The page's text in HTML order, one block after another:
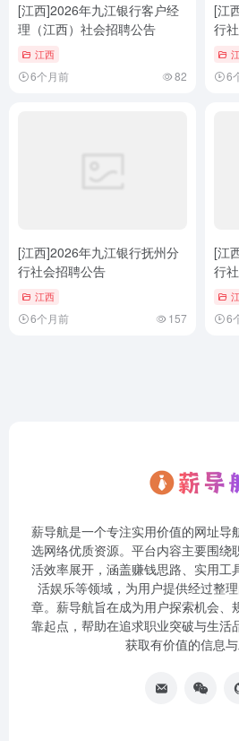
[江西]2026年九江银行客户经
理（江西）社会招聘公告
江西
6个月前 82
[江
行
6
[江西]2026年九江银行抚州分
行社会招聘公告
江西
6个月前 157
[江
行
6
薪导航是一个专注实用价值的网址导
选网络优质资源。平台内容主要围绕
活效率展开，涵盖赚钱思路、实用工
活娱乐等领域，为用户提供经过整
章。薪导航旨在成为用户探索机会、
靠起点，帮助在追求职业突破与生活
获取有价值的信息与